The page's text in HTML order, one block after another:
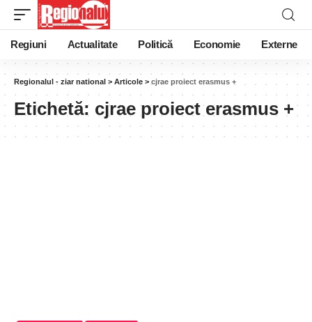
Regiuni Actualitate Politică Economie Externe
Regionalul - ziar national > Articole > cjrae proiect erasmus +
Etichetă: cjrae proiect erasmus +